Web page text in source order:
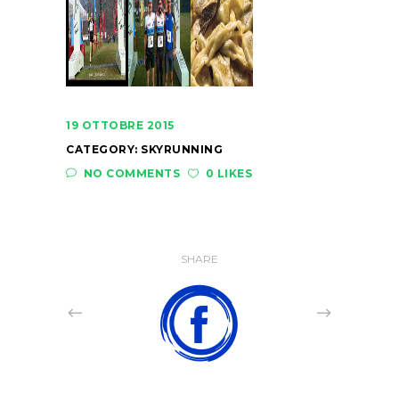
19 OTTOBRE 2015
CATEGORY: SKYRUNNING
NO COMMENTS
0 LIKES
SHARE